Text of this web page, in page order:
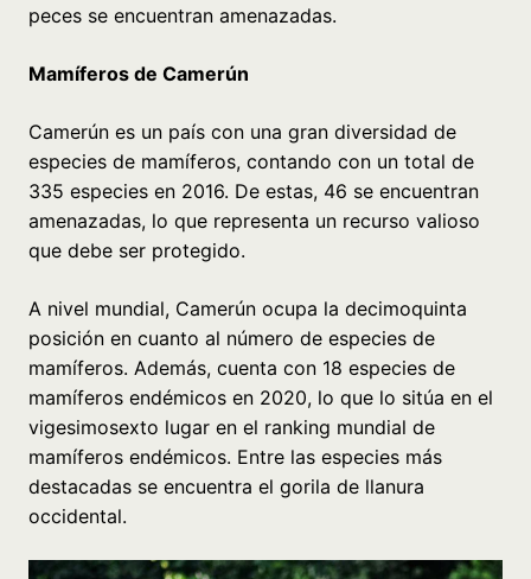
peces se encuentran amenazadas.
Mamíferos de Camerún
Camerún es un país con una gran diversidad de
especies de mamíferos, contando con un total de
335 especies en 2016. De estas, 46 se encuentran
amenazadas, lo que representa un recurso valioso
que debe ser protegido.
A nivel mundial, Camerún ocupa la decimoquinta
posición en cuanto al número de especies de
mamíferos. Además, cuenta con 18 especies de
mamíferos endémicos en 2020, lo que lo sitúa en el
vigesimosexto lugar en el ranking mundial de
mamíferos endémicos. Entre las especies más
destacadas se encuentra el gorila de llanura
occidental.